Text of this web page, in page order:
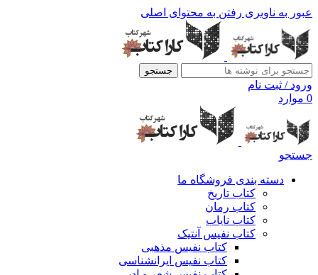
عبور به ناوبری رفتن به محتوای اصلی
جستجو
ورود / ثبت نام
0 موارد
جستجو
دسته بندی فروشگاه ما
کتاب تاریخ
کتاب رمان
کتاب نایاب
کتاب نفیس آنتیک
کتاب نفیس مذهبی
کتاب نفیس ایرانشناسی